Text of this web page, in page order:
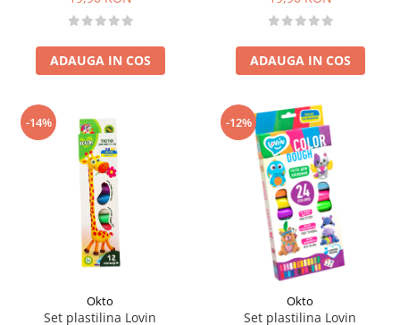
ADAUGA IN COS ADAUGA IN COS
-14%
Okto
Set plastilina Lovin
-12%
Okto
Set plastilina Lovin